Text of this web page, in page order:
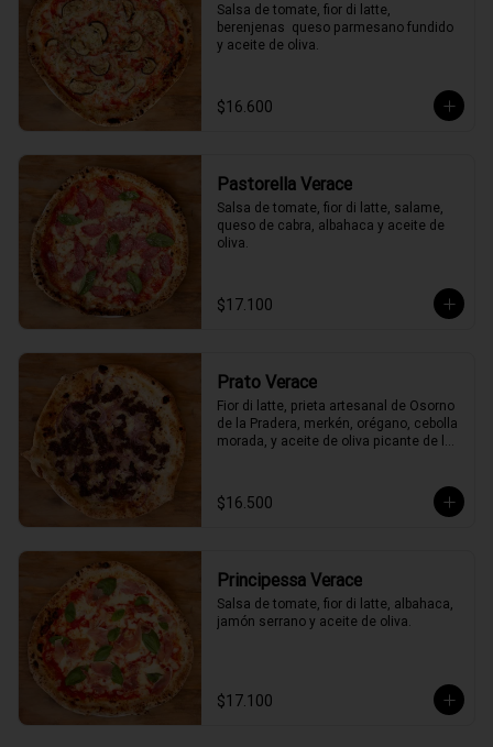
Salsa de tomate, fior di latte,
berenjenas  queso parmesano fundido
y aceite de oliva.
$16.600
Pastorella Verace
Salsa de tomate, fior di latte, salame,
queso de cabra, albahaca y aceite de
oliva.
$17.100
Prato Verace
Fior di latte, prieta artesanal de Osorno
de la Pradera, merkén, orégano, cebolla
morada, y aceite de oliva picante de la
$16.500
Principessa Verace
Salsa de tomate, fior di latte, albahaca,
jamón serrano y aceite de oliva.
$17.100